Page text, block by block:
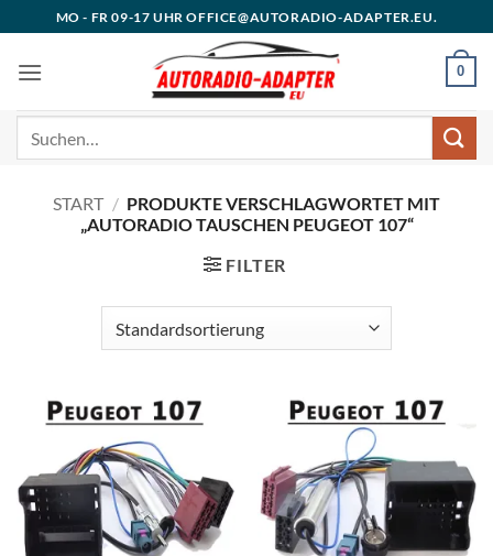
Inhalt
springen
MO - FR 09-17 UHR OFFICE@AUTORADIO-ADAPTER.EU.
0
START / PRODUKTE VERSCHLAGWORTET MIT
„AUTORADIO TAUSCHEN PEUGEOT 107“
FILTER